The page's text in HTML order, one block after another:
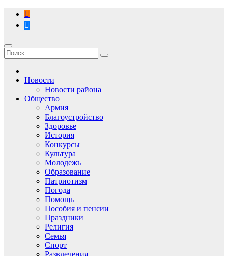
Перейти
содержимому
Новости
Новости района
Общество
Армия
Благоустройство
Здоровье
История
Конкурсы
Культура
Молодежь
Образование
Патриотизм
Погода
Помощь
Пособия и пенсии
Праздники
Религия
Семья
Спорт
Развлечения